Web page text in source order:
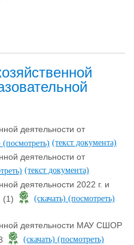
деятельности от
(посмотреть) (текст документа)
деятельности от
(текст документа)
деятельности 2022 г. и
(1)
(скачать) (посмотреть)
деятельности МАУ СШОР
(скачать) (посмотреть)